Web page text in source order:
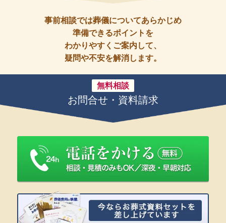
事前相談では葬儀についてあらかじめ
準備できるポイントを
わかりやすくご案内して、
疑問や不安を解消します。
無料相談
お問合せ・資料請求